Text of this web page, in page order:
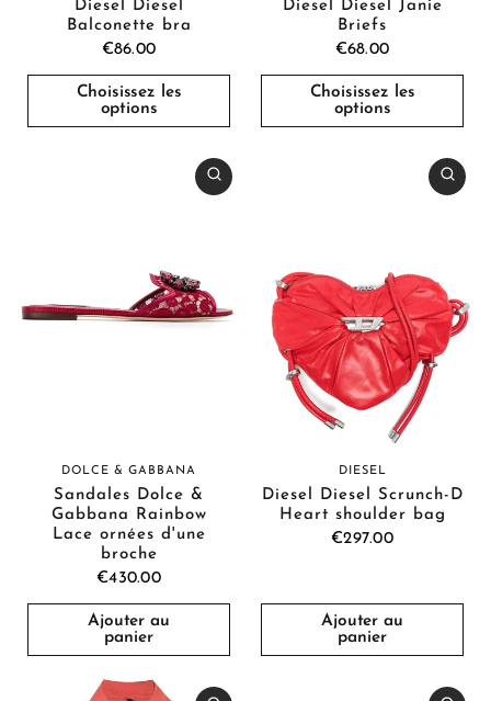
Diesel Diesel
Balconette bra
€86.00
Choisissez les
options
Diesel Diesel Janie
Briefs
€68.00
Choisissez les
options
DOLCE & GABBANA
Sandales Dolce &
Gabbana Rainbow
Lace ornées d'une
broche
€430.00
Ajouter au
panier
DIESEL
Diesel Diesel Scrunch-D
Heart shoulder bag
€297.00
Ajouter au
panier